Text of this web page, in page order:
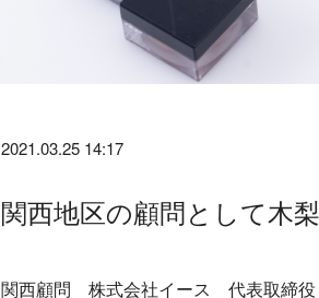
2021.03.25 14:17
関西地区の顧問として木
関西顧問 株式会社イース 代表取締